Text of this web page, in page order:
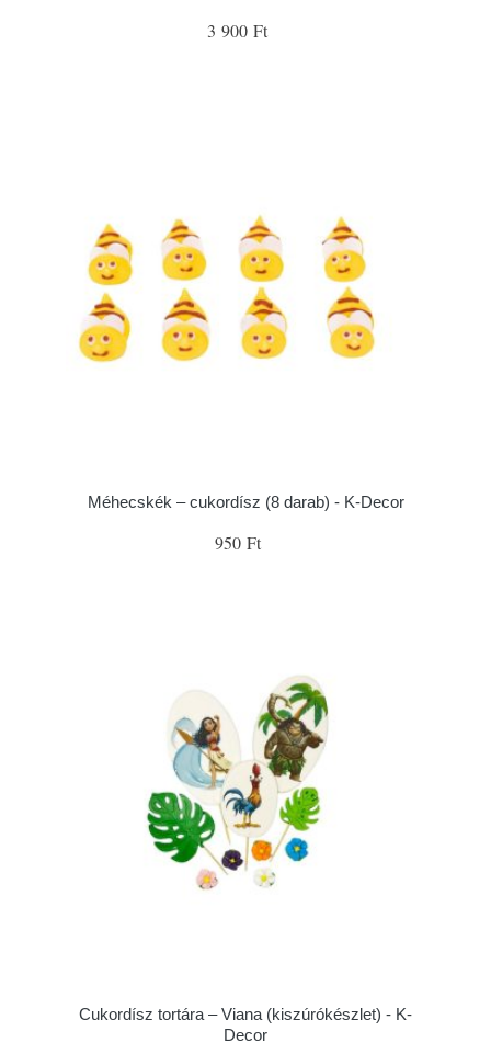
3 900 Ft
Méhecskék – cukordísz (8 darab) - K-Decor
950 Ft
Cukordísz tortára – Viana (kiszúrókészlet) - K-
Decor